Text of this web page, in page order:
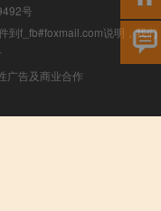
号
到f_fb#foxmail.com说明，我们
广告及商业合作